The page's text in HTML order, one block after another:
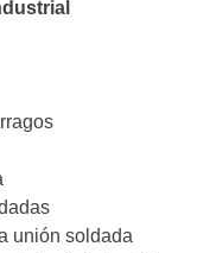
unión soldada